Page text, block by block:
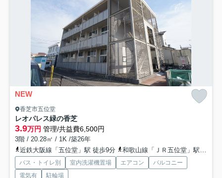
NEW
香芝市五位堂
レオパレス緑の香芝
3.9万円 管理/共益費6,500円
3階 / 20.28㎡ / 1K /築26年
近鉄大阪線「五位堂」駅 徒歩9分
和歌山線「ＪＲ五位堂」駅 徒歩13分
バス・トイレ別 室内洗濯機置場 エアコン
バルコニー
電気有
駐輪場